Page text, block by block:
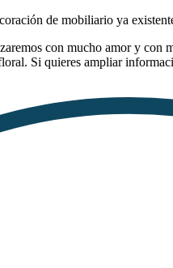
de mobiliario ya
con mucho amor y
Si quieres ampliar